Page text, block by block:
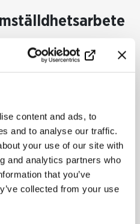
content and ads, to
and to analyse our traffic.
your use of our site with
and analytics partners who
that you’ve
collected from your use